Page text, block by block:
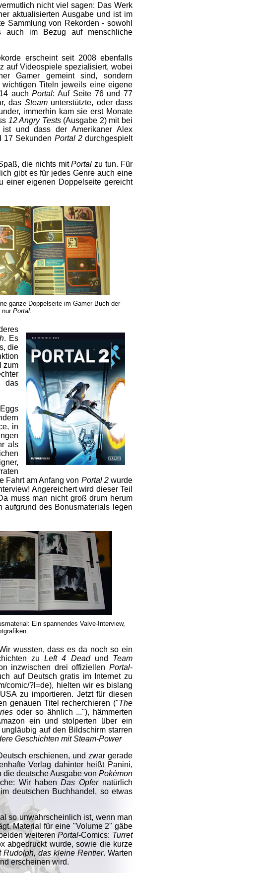
nicht viel sagen: Das Werk
aktualisierten Ausgabe und ist im
Sammlung von Rekorden - sowohl
im Bezug auf menschliche
erscheint seit 2008 ebenfalls
auf Videospiele spezialisiert, wobei
Gamer gemeint sind, sondern
Titeln jeweils eine eigene
auchPortal: Auf Seite 76 und 77
das Steamunterstützte, oder dass
immerhin kam sie erst Monate
12 Angry Tests(Ausgabe 2) mit bei
ist und dass der Amerikaner Alex
17 Sekunden Portal 2durchgespielt
die nichts mitPortal zu tun. Für
gibt es für jedes Genre auch eine
einer eigenen Doppelseite gereicht
ganze Doppelseite im Gamer-Buch der
nur Portal
. Es
die
zum
das
in
als
Fahrt am Anfang von Portal 2wurde
Angereichert wird dieser Teil
muss man nicht groß drum herum
des Bonusmaterials legen
Ein spannendes Valve-Interview,
wussten, dass es da noch so ein
zuLeft 4 Deadund Team
inzwischen drei offiziellenPortal-
auf Deutsch gratis im Internet zu
comic/?l=de), hielten wir es bislang
zu importieren. Jetzt für diesen
genauen Titel recherchieren ("The
oder so ähnlich ..."), hämmerten
ein und stolperten über ein
auf den Bildschirm starren
Geschichten mit Steam-Power
erschienen, und zwar gerade
Verlag dahinter heißt Panini,
deutsche Ausgabe von Pokémon
Wir habenDas Opfernatürlich
deutschen Buchhandel, so etwas
so unwahrscheinlich ist, wenn man
Material für eine "Volume 2" gäbe
weiterenPortal-Comics: Turret
abgedruckt wurde, sowie die kurze
Rudolph, das kleine Rentier. Warten
erscheinen wird.